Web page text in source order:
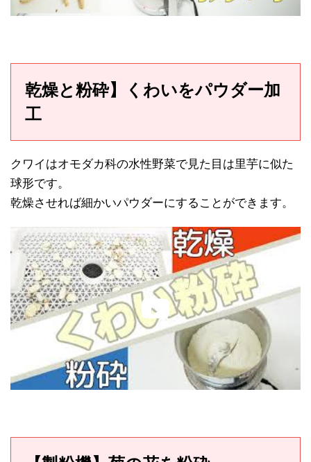
乾燥と粉砕】くわいをパウダー加
工
クワイはオモダカ科の水性野菜で見た目は里芋に似た
球形です。
乾燥させれば細かいパウダーにすることができます。